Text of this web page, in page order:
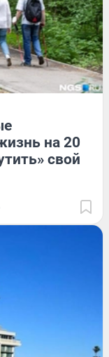
на 20
свой